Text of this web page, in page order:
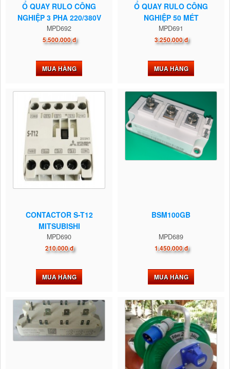
Ổ QUAY RULO CÔNG
NGHIỆP 3 PHA 220/380V
MPD692
5.500.000 đ
MUA HÀNG
Ổ QUAY RULO CÔNG
NGHIỆP 50 MÉT
MPD691
3.250.000 đ
MUA HÀNG
CONTACTOR S-T12
MITSUBISHI
MPD690
210.000 đ
MUA HÀNG
BSM100GB
MPD689
1.450.000 đ
MUA HÀNG